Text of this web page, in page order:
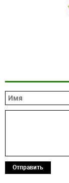
Отправить